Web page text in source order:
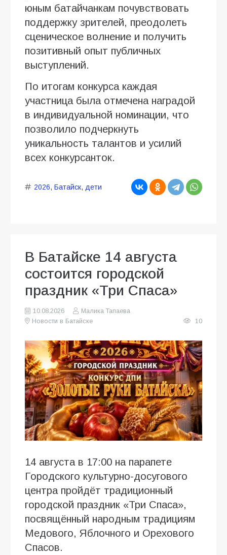
юным батайчанкам почувствовать
поддержку зрителей, преодолеть
сценическое волнение и получить
позитивный опыт публичных
выступлений.
По итогам конкурса каждая
участница была отмечена наградой
в индивидуальной номинации, что
позволило подчеркнуть
уникальность талантов и усилий
всех конкурсанток.
2026, Батайск, дети
В Батайске 14 августа
состоится городской
праздник «Три Спаса»
10.08.2026
Малика Тапаева
Новости в Батайске
10
14 августа в 17:00 на парапете
Городского культурно-досугового
центра пройдёт традиционный
городской праздник «Три Спаса»,
посвящённый народным традициям
Медового, Яблочного и Орехового
Спасов.